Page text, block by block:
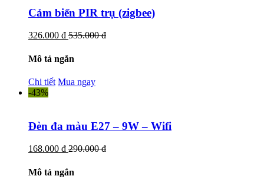
Cảm biến PIR trụ (zigbee)
326.000 đ 535.000 đ
Mô tả ngắn
Chi tiết Mua ngay
-43%
Đèn đa màu E27 – 9W – Wifi
168.000 đ 290.000 đ
Mô tả ngắn